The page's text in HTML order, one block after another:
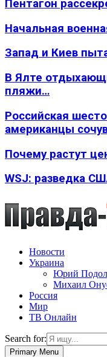
Пентагон
Начальная
Запад и Киев
В Ялте
пляжи…
Российская
американцы
Почему растут
WSJ: разведка
Новости
Украина
Юрий
Михаил
Россия
Мир
ТВ Онлайн
Search for:
Primary Menu